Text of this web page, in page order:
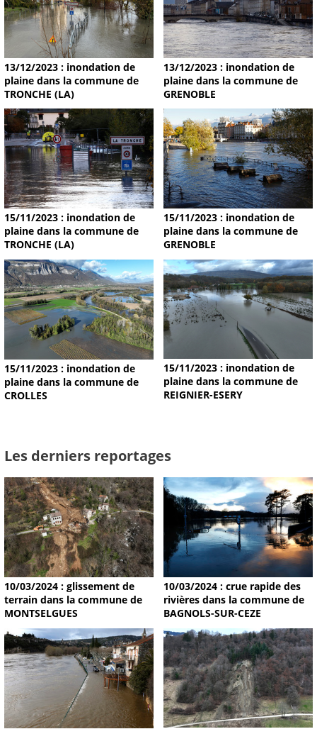
13/12/2023 : inondation de
plaine dans la commune de
TRONCHE (LA)
13/12/2023 : inondation de
plaine dans la commune de
GRENOBLE
15/11/2023 : inondation de
plaine dans la commune de
TRONCHE (LA)
15/11/2023 : inondation de
plaine dans la commune de
GRENOBLE
15/11/2023 : inondation de
plaine dans la commune de
CROLLES
15/11/2023 : inondation de
plaine dans la commune de
REIGNIER-ESERY
Les derniers reportages
10/03/2024 : glissement de
terrain dans la commune de
MONTSELGUES
10/03/2024 : crue rapide des
rivières dans la commune de
BAGNOLS-SUR-CEZE